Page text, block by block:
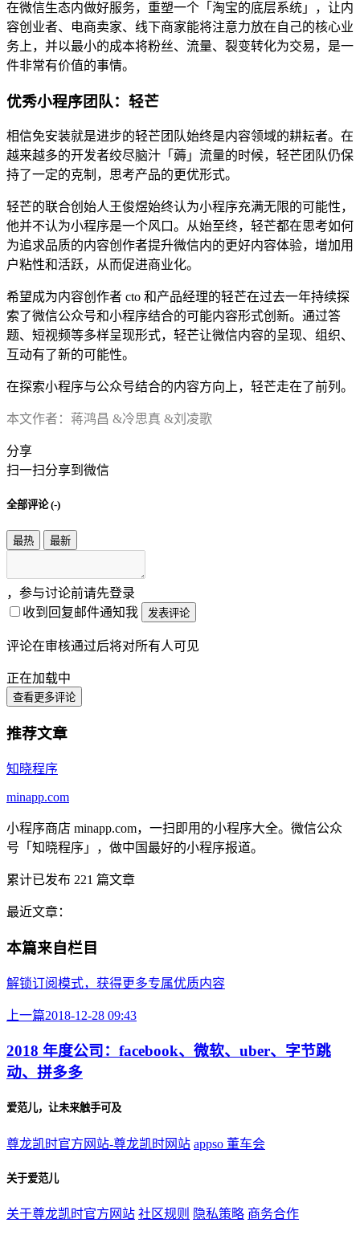
在微信生态内做好服务，重塑一个「淘宝的底层系统」，让内
容创业者、电商卖家、线下商家能将注意力放在自己的核心业
务上，并以最小的成本将粉丝、流量、裂变转化为交易，是一
件非常有价值的事情。
优秀小程序团队：轻芒
相信免安装就是进步的轻芒团队始终是内容领域的耕耘者。在
越来越多的开发者绞尽脑汁「薅」流量的时候，轻芒团队仍保
持了一定的克制，思考产品的更优形式。
轻芒的联合创始人王俊煜始终认为小程序充满无限的可能性，
他并不认为小程序是一个风口。从始至终，轻芒都在思考如何
为追求品质的内容创作者提升微信内的更好内容体验，增加用
户粘性和活跃，从而促进商业化。
希望成为内容创作者 cto 和产品经理的轻芒在过去一年持续探
索了微信公众号和小程序结合的可能内容形式创新。通过答
题、短视频等多样呈现形式，轻芒让微信内容的呈现、组织、
互动有了新的可能性。
在探索小程序与公众号结合的内容方向上，轻芒走在了前列。
本文作者：蒋鸿昌 &冷思真 &刘凌歌
分享
扫一扫分享到微信
全部评论 (-)
最热 最新
，参与讨论前请先登录
收到回复邮件通知我
发表评论
评论在审核通过后将对所有人可见
正在加载中
查看更多评论
推荐文章
知晓程序
minapp.com
小程序商店 minapp.com，一扫即用的小程序大全。微信公众
号「知晓程序」，做中国最好的小程序报道。
累计已发布 221 篇文章
最近文章：
本篇来自栏目
解锁订阅模式，获得更多专属优质内容
上一篇2018-12-28 09:43
2018 年度公司：facebook、微软、uber、字节跳
动、拼多多
爱范儿，让未来触手可及
尊龙凯时官方网站-尊龙凯时网站 appso 董车会
关于爱范儿
关于尊龙凯时官方网站 社区规则 隐私策略 商务合作